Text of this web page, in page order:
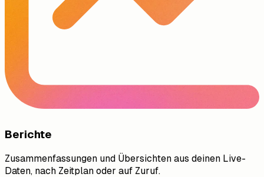
Berichte
Zusammenfassungen und Übersichten aus deinen Live-
Daten, nach Zeitplan oder auf Zuruf.